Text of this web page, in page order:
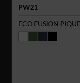
PW21
ECO FUSION PIQUE